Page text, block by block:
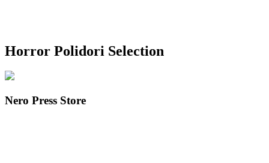
Horror Polidori Selection
Nero Press Store